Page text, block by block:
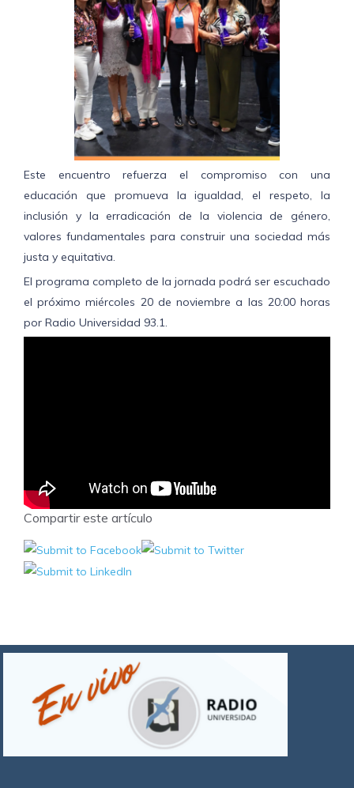
Este encuentro refuerza el compromiso con una
educación que promueva la igualdad, el respeto, la
inclusión y la erradicación de la violencia de género,
valores fundamentales para construir una sociedad más
justa y equitativa.
El programa completo de la jornada podrá ser escuchado
el próximo miércoles 20 de noviembre a las 20:00 horas
por Radio Universidad 93.1.
Compartir este artículo